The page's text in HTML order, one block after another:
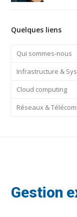
Quelques liens
Qui sommes-nous
Infrastructure &
Cloud computing
Réseaux &
Gestion